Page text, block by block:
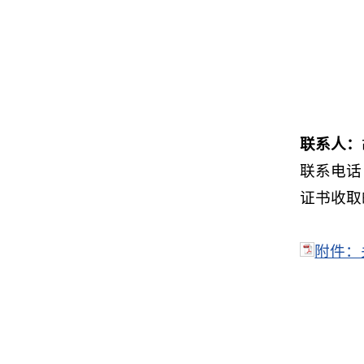
联系人：
联系电
证书收
附件